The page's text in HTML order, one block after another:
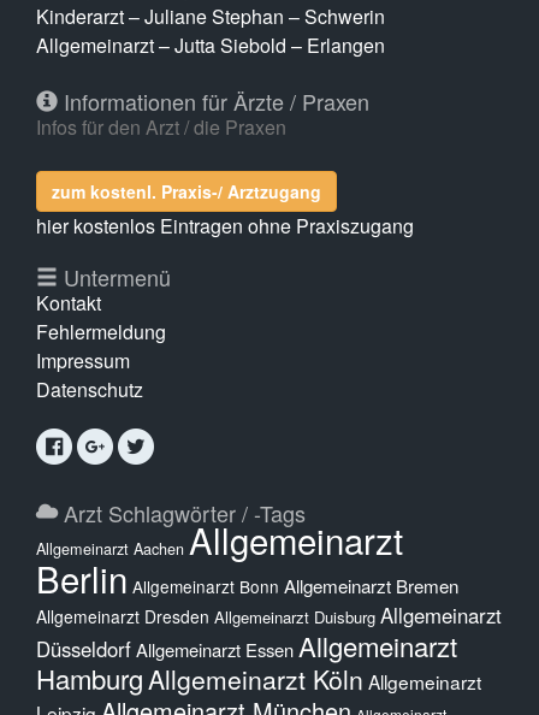
Kinderarzt – Juliane Stephan – Schwerin
Allgemeinarzt – Jutta Siebold – Erlangen
Informationen für Ärzte / Praxen
Infos für den Arzt / die Praxen
zum kostenl. Praxis-/ Arztzugang
hier kostenlos Eintragen ohne Praxiszugang
Untermenü
Kontakt
Fehlermeldung
Impressum
Datenschutz
Arzt Schlagwörter / -Tags
Allgemeinarzt Aachen Allgemeinarzt
Berlin Allgemeinarzt Bonn Allgemeinarzt Bremen
Allgemeinarzt Dresden Allgemeinarzt Duisburg Allgemeinarzt
DüsseldorfAllgemeinarzt Essen Allgemeinarzt
HamburgAllgemeinarzt Köln Allgemeinarzt